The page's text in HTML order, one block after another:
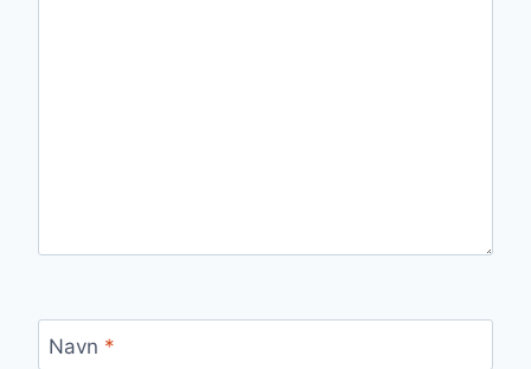
Navn *